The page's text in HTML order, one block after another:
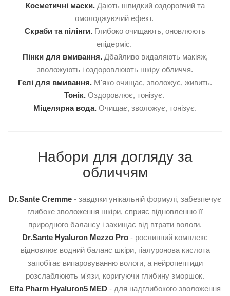
Косметичні маски.Дають швидкий оздоровчий та
омолоджуючий ефект.
Скраби та пілінги. Глибоко очищають, оновлюють
епідерміс.
Пінки для вмивання.Дбайливо видаляють макіяж,
зволожують і оздоровлюють шкіру обличчя.
Гелі для вмивання. М'яко очищає, зволожує, живить.
Тонік.Оздоровлює, тонізує.
Міцелярна вода. Очищає, зволожує, тонізує.
Набори для догляду за
обличчям
Dr.Sante Cremme - завдяки унікальній формулі, забезпечує
глибоке зволоження шкіри, сприяє відновленню її
природного балансу і захищає від втрати вологи.
Dr.Sante Hyaluron Mezzo Pro - рослинний комплекс
відновлює водний баланс шкіри, гіалуронова кислота
запобігає випаровуванню вологи, а нейропептиди
розслаблюють м'язи, коригуючи глибину зморшок.
Elfa Pharm Hyaluron5 MED - для надглибокого зволоження